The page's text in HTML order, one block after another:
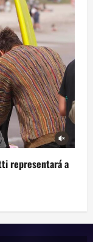
representará a